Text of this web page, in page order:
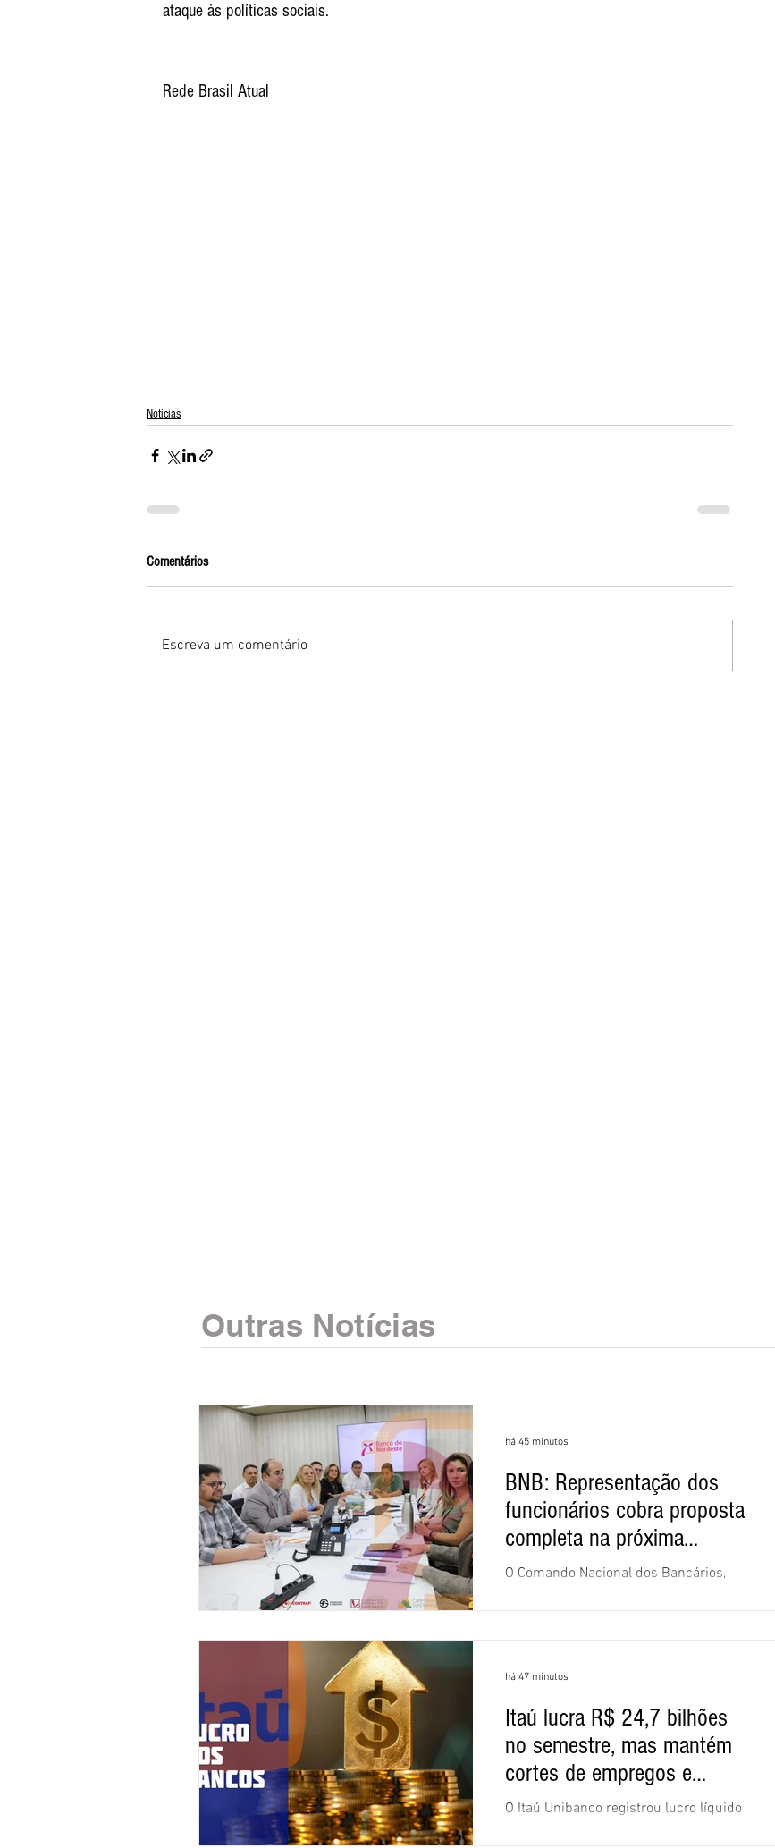
ataque às políticas sociais.
Rede Brasil Atual
Notícias
Comentários
Escreva um comentário
Outras Notícias
BNB: Representação dos
funcionários cobra proposta
completa na próxima
negociação
O Comando Nacional dos Bancários,
dos Funcionários do Banco do
Nordeste do Brasil (CNFBNB), concluiu
apresentação e o debate da pauta
específica dos trabalhadores do BNB.
Segundo informações do Sindicato
dos Bancários do Ceará, a quarta
rodada de negociação encerrou a
discussão das cláusulas econômicas e
sindicais da minuta, e a representação
há 45 minutos
Itaú lucra R$ 24,7 bilhões
no semestre, mas mantém
cortes de empregos e
fechamento de agências
O Itaú Unibanco registrou lucro líquido
há 47 minutos